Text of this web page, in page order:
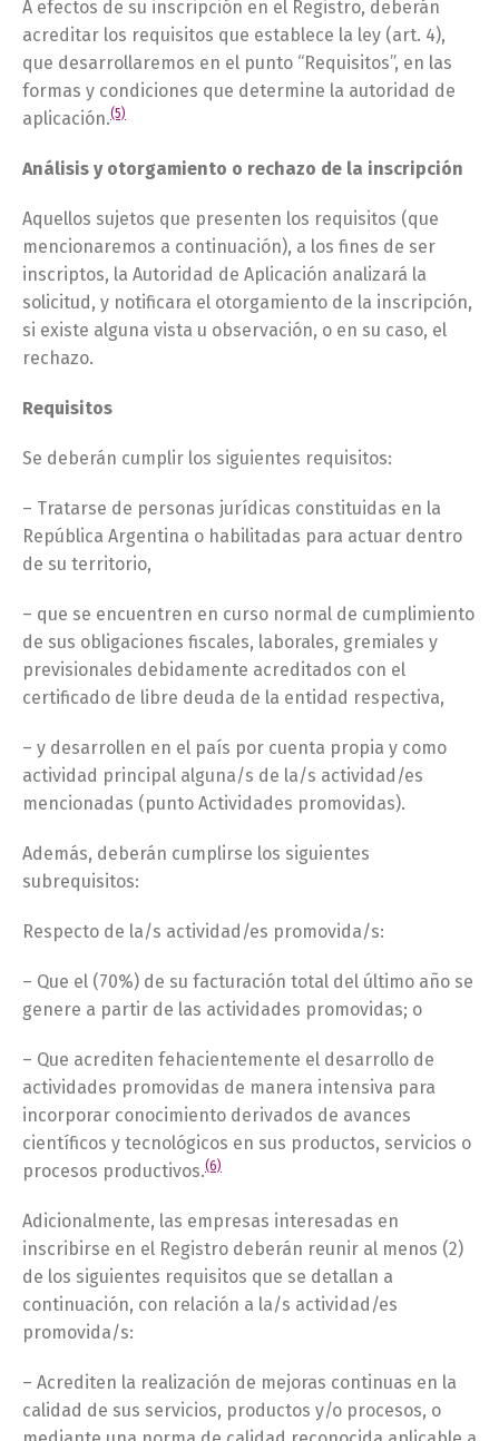
A efectos de su inscripción en el Registro, deberán
acreditar los requisitos que establece la ley (art. 4),
que desarrollaremos en el punto “Requisitos”, en las
formas y condiciones que determine la autoridad de
aplicación.(5)
Análisis y otorgamiento o rechazo de la inscripción
Aquellos sujetos que presenten los requisitos (que
mencionaremos a continuación), a los fines de ser
inscriptos, la Autoridad de Aplicación analizará la
solicitud, y notificara el otorgamiento de la inscripción,
si existe alguna vista u observación, o en su caso, el
rechazo.
Requisitos
Se deberán cumplir los siguientes requisitos:
– Tratarse de personas jurídicas constituidas en la
República Argentina o habilitadas para actuar dentro
de su territorio,
– que se encuentren en curso normal de cumplimiento
de sus obligaciones fiscales, laborales, gremiales y
previsionales debidamente acreditados con el
certificado de libre deuda de la entidad respectiva,
– y desarrollen en el país por cuenta propia y como
actividad principal alguna/s de la/s actividad/es
mencionadas (punto Actividades promovidas).
Además, deberán cumplirse los siguientes
subrequisitos:
Respecto de la/s actividad/es promovida/s:
– Que el (70%) de su facturación total del último año se
genere a partir de las actividades promovidas; o
– Que acrediten fehacientemente el desarrollo de
actividades promovidas de manera intensiva para
incorporar conocimiento derivados de avances
científicos y tecnológicos en sus productos, servicios o
procesos productivos.(6)
Adicionalmente, las empresas interesadas en
inscribirse en el Registro deberán reunir al menos (2)
de los siguientes requisitos que se detallan a
continuación, con relación a la/s actividad/es
promovida/s:
– Acrediten la realización de mejoras continuas en la
calidad de sus servicios, productos y/o procesos, o